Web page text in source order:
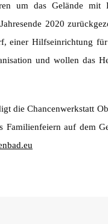
um das Gelände mit
2020
einer Hilfseinrichtung
und wollen das
die Chancenwerkstatt
auf dem